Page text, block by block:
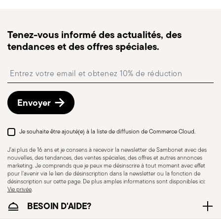
Couvercle inclus
vaisselle
Compatible avec
suivre la livraison.
Point relais: en Italie, la livraison en point relais est
paiement.
Retours gratuits sous 30 jours
date d’expédition/facturation en suivant la
procédure indiquée sur la page
Tenez-vous informé des actualités, des
tendances et des offres spéciales.
Envoyer
Je souhaite être ajouté(e) à la liste de diffusion de Commerce Cloud.
J'ai plus de 16 ans et je consens à recevoir la newsletter de Sambonet avec des
nouvelles, des tendances, des ventes spéciales, des offres et autres annonces
marketing. Je comprends que je peux me désinscrire à tout moment avec effet
pour l'avenir via le lien de désinscription dans la newsletter ou la fonction de
désinscription sur cette page. De plus amples informations sont disponibles ici:
Vie privée.
BESOIN D'AIDE?